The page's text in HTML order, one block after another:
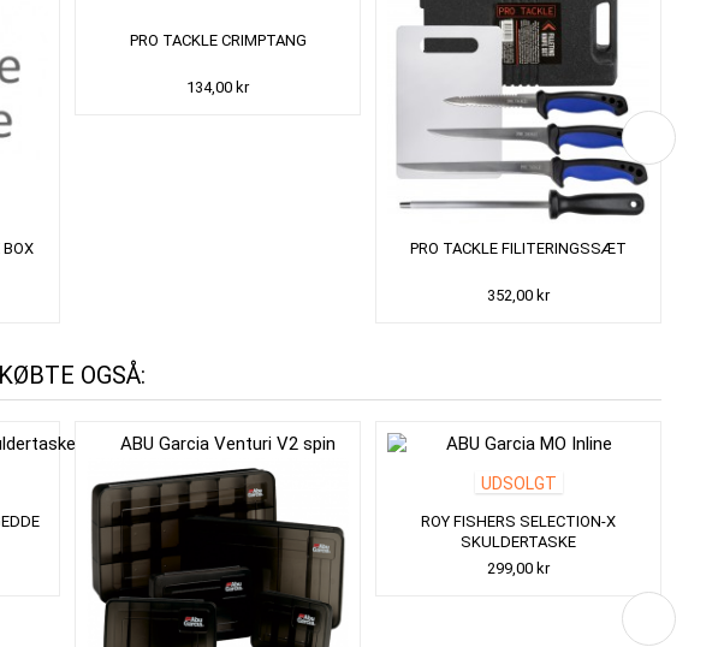
BOX
PRO TACKLE CRIMPTANG
134,00 kr
PRO TACKLE FILITERINGSSÆT
352,00 kr
OGSÅ:
UDSOLGT
ROY FISHERS SELECTION-X
SKULDERTASKE
299,00 kr